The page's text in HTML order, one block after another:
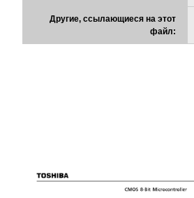
Другие, ссылающиеся на этот
файл: